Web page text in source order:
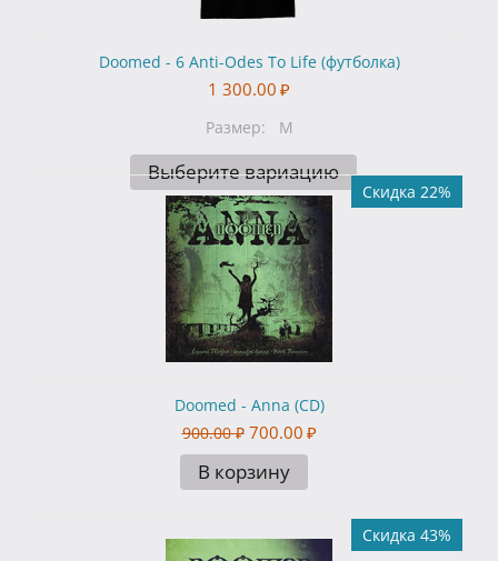
Doomed - 6 Anti-Odes To Life (футболка)
1 300.00 ₽
Размер: M
Выберите вариацию
Скидка 22%
Doomed - Anna (CD)
900.00 ₽ 700.00 ₽
В корзину
Скидка 43%